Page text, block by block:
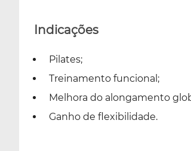
Indicações
Pilates;
Treinamento funcional;
Melhora do alongamento
Ganho de flexibilidade.